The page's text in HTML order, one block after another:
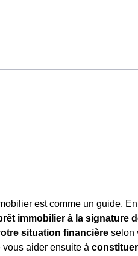
est comme un guide.
immobilier à la signature
situation financière selon
aider ensuite à